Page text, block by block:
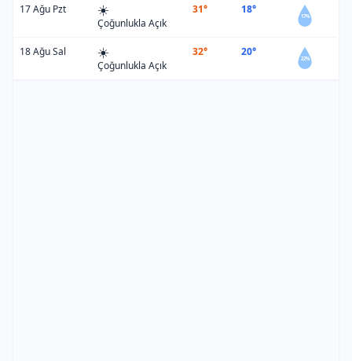
17 Ağu Pzt ☀️
Çoğunlukla Açık
31° 18°
17%
18 Ağu Sal ☀️
Çoğunlukla Açık
32° 20°
22%